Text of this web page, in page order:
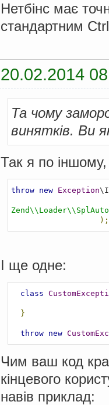
Нетбінс має
стандартним
20.02.2014
Та чому
винятків. Ви
Так я по
throw new Exception
);
І ще одне:
class
}
throw new
Чим ваш код
кінцевого
навів приклад: